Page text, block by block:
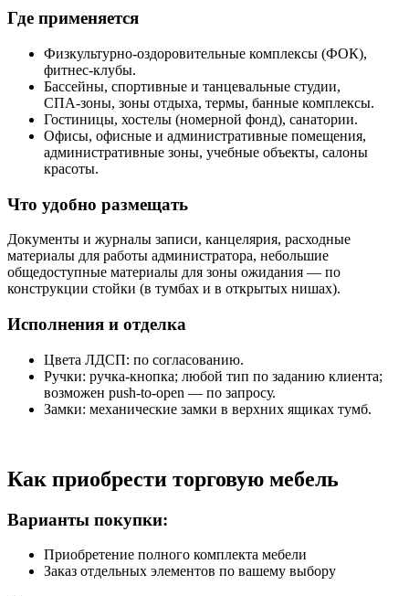
Где применяется
Физкультурно‑оздоровительные комплексы (ФОК),
фитнес‑клубы.
Бассейны, спортивные и танцевальные студии,
СПА‑зоны, зоны отдыха, термы, банные комплексы.
Гостиницы, хостелы (номерной фонд), санатории.
Офисы, офисные и административные помещения,
административные зоны, учебные объекты, салоны
красоты.
Что удобно размещать
Документы и журналы записи, канцелярия, расходные
материалы для работы администратора, небольшие
общедоступные материалы для зоны ожидания — по
конструкции стойки (в тумбах и в открытых нишах).
Исполнения и отделка
Цвета ЛДСП: по согласованию.
Ручки: ручка-кнопка; любой тип по заданию клиента;
возможен push-to-open — по запросу.
Замки: механические замки в верхних ящиках тумб.
Как приобрести торговую мебель
Варианты покупки:
Приобретение полного комплекта мебели
Заказ отдельных элементов по вашему выбору